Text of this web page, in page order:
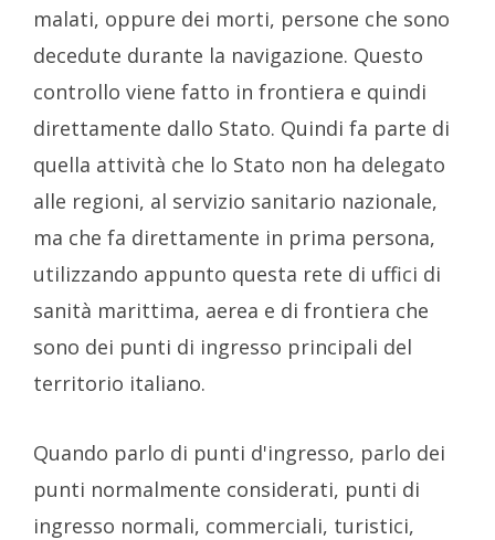
malati, oppure dei morti, persone che sono
decedute durante la navigazione. Questo
controllo viene fatto in frontiera e quindi
direttamente dallo Stato. Quindi fa parte di
quella attività che lo Stato non ha delegato
alle regioni, al servizio sanitario nazionale,
ma che fa direttamente in prima persona,
utilizzando appunto questa rete di uffici di
sanità marittima, aerea e di frontiera che
sono dei punti di ingresso principali del
territorio italiano.
Quando parlo di punti d'ingresso, parlo dei
punti normalmente considerati, punti di
ingresso normali, commerciali, turistici,